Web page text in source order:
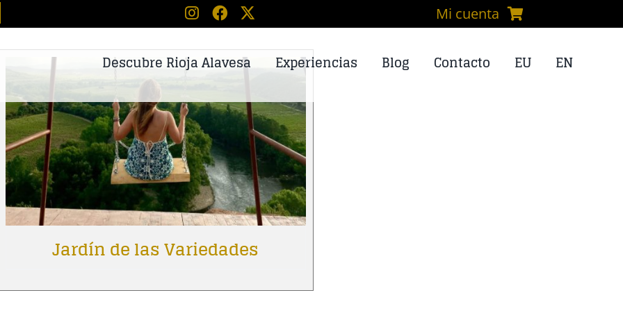
Mi cuenta
Descubre Rioja Alavesa Experiencias Blog Contacto EU EN
Jardín de las Variedades